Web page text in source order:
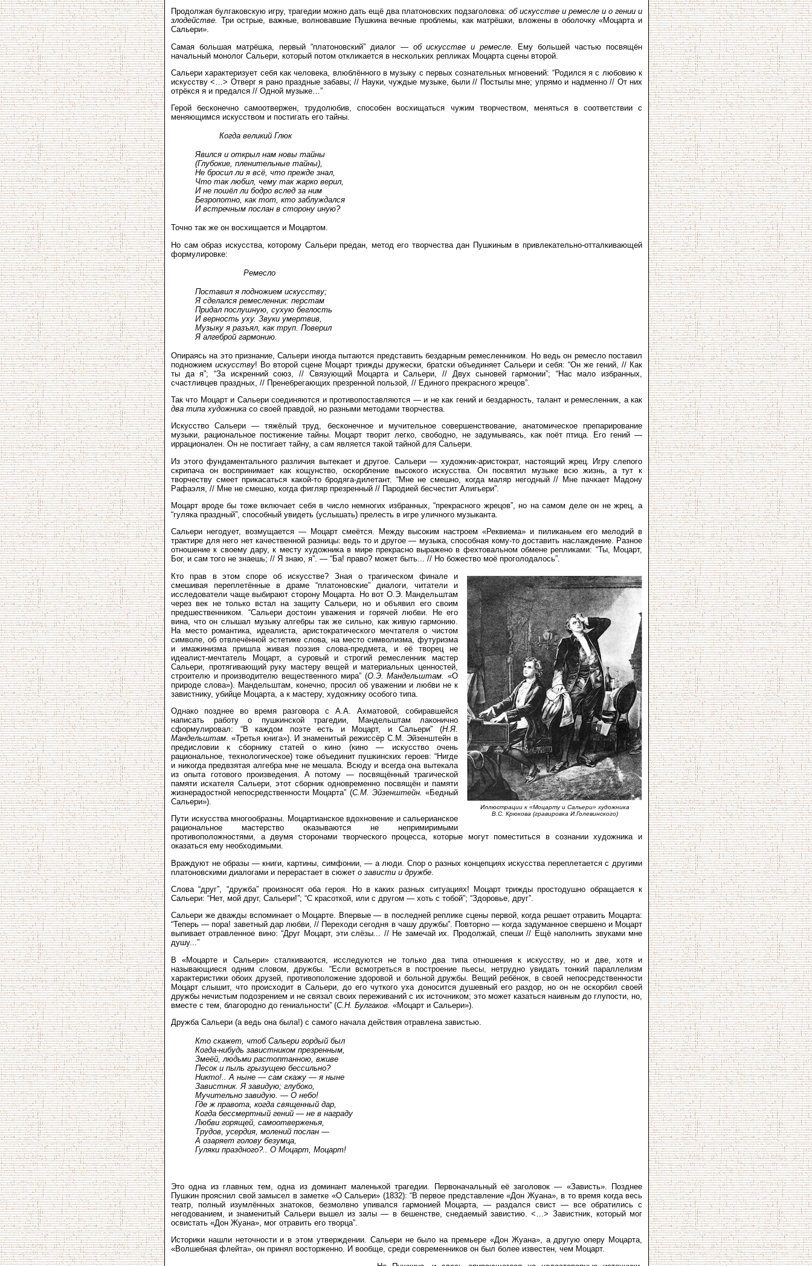
Продолжая булгаковскую игру, трагедии можно дать ещё два платоновских подзаголовка: об искусстве и ремесле и о гении и
злодействе. Три острые, важные, волновавшие Пушкина вечные проблемы, как матрёшки, вложены в оболочку «Моцарта и
Сальери».
Самая большая матрёшка, первый “платоновский” диалог — об искусстве и ремесле . Ему большей частью посвящён
начальный монолог Сальери, который потом откликается в нескольких репликах Моцарта сцены второй.
Сальери характеризует себя как человека, влюблённого в музыку с первых сознательных мгновений: “Родился я с любовию к
искусству <…> Отверг я рано праздные забавы; // Науки, чуждые музыке, были // Постылы мне; упрямо и надменно // От них
отрёкся я и предался // Одной музыке…”
Герой бесконечно самоотвержен, трудолюбив, способен восхищаться чужим творчеством, меняться в соответствии с
меняющимся искусством и постигать его тайны.
Когда великий Глюк
Явился и открыл нам новы тайны
(Глубокие, пленительные тайны),
Не бросил ли я всё, что прежде знал,
Что так любил, чему так жарко верил,
И не пошёл ли бодро вслед за ним
Безропотно, как тот, кто заблуждался
И встречным послан в сторону иную?
Точно так же он восхищается и Моцартом.
Но сам образ искусства, которому Сальери предан, метод его творчества дан Пушкиным в привлекательно-отталкивающей
формулировке:
Ремесло
Поставил я подножием искусству;
Я сделался ремесленник: перстам
Придал послушную, сухую беглость
И верность уху. Звуки умертвив,
Музыку я разъял, как труп. Поверил
Я алгеброй гармонию.
Опираясь на это признание, Сальери иногда пытаются представить бездарным ремесленником. Но ведь он ремесло поставил
подножием искусству! Во второй сцене Моцарт трижды дружески, братски объединяет Сальери и себя: “Он же гений, // Как
ты да я”; “За искренний союз, // Связующий Моцарта и Сальери, // Двух сыновей гармонии”; “Нас мало избранных,
счастливцев праздных, // Пренебрегающих презренной пользой, // Единого прекрасного жрецов”.
Так что Моцарт и Сальери соединяются и противопоставляются — и не как гений и бездарность, талант и ремесленник, а как
два типа художника со своей правдой, но разными методами творчества.
Искусство Сальери — тяжёлый труд, бесконечное и мучительное совершенствование, анатомическое препарирование
музыки, рациональное постижение тайны. Моцарт творит легко, свободно, не задумываясь, как поёт птица. Его гений —
иррационален. Он не постигает тайну, а сам является такой тайной для Сальери.
Из этого фундаментального различия вытекает и другое. Сальери — художник-аристократ, настоящий жрец. Игру слепого
скрипача он воспринимает как кощунство, оскорбление высокого искусства. Он посвятил музыке всю жизнь, а тут к
творчеству смеет прикасаться какой-то бродяга-дилетант. “Мне не смешно, когда маляр негодный // Мне пачкает Мадону
Рафаэля, // Мне не смешно, когда фигляр презренный // Пародией бесчестит Алигьери”.
Моцарт вроде бы тоже включает себя в число немногих избранных, “прекрасного жрецов”, но на самом деле он не жрец, а
“гуляка праздный”, способный увидеть (услышать) прелесть в игре уличного музыканта.
Сальери негодует, возмущается — Моцарт смеётся. Между высоким настроем «Реквиема» и пиликаньем его мелодий в
трактире для него нет качественной разницы: ведь то и другое — музыка, способная кому-то доставить наслаждение. Разное
отношение к своему дару, к месту художника в мире прекрасно выражено в фехтовальном обмене репликами: “Ты, Моцарт,
Бог, и сам того не знаешь; // Я знаю, я”. — “Ба! право? может быть... // Но божество моё проголодалось”.
Иллюстрации к «Моцарту и Сальери» художникa
В.С. Крюкова (гравировка И.Голевинского)
Кто прав в этом споре об искусстве? Зная о трагическом финале и
смешивая переплетённые в драме “платоновские” диалоги, читатели и
исследователи чаще выбирают сторону Моцарта. Но вот О.Э. Мандельштам
через век не только встал на защиту Сальери, но и объявил его своим
предшественником. “Сальери достоин уважения и горячей любви. Не его
вина, что он слышал музыку алгебры так же сильно, как живую гармонию.
На место романтика, идеалиста, аристократического мечтателя о чистом
символе, об отвлечённой эстетике слова, на место символизма, футуризма
и имажинизма пришла живая поэзия слова-предмета, и её творец не
идеалист-мечтатель Моцарт, а суровый и строгий ремесленник мастер
Сальери, протягивающий руку мастеру вещей и материальных ценностей,
строителю и производителю вещественного мира” (О.Э. Мандельштам.
«О
природе слова»). Мандельштам, конечно, просил об уважении и любви не к
завистнику, убийце Моцарта, а к мастеру, художнику особого типа.
Однако позднее во время разговора с А.А. Ахматовой, собиравшейся
написать работу о пушкинской трагедии, Мандельштам лаконично
сформулировал: “В каждом поэте есть и Моцарт, и Сальери” (Н.Я.
Мандельштам. «Третья книга»). И знаменитый режиссёр С.М. Эйзенштейн в
предисловии к сборнику статей о кино (кино — искусство очень
рациональное, технологическое) тоже объединит пушкинских героев: “Нигде
и никогда предвзятая алгебра мне не мешала. Всюду и всегда она вытекала
из опыта готового произведения. А потому — посвящённый трагической
памяти искателя Сальери, этот сборник одновременно посвящён и памяти
жизнерадостной непосредственности Моцарта” (С.М. Эйзенштейн.«Бедный
Сальери»).
Пути искусства многообразны. Моцартианское вдохновение и сальерианское
рациональное мастерство оказываются не непримиримыми
противоположностями, а двумя сторонами творческого процесса, которые могут поместиться в сознании художника и
оказаться ему необходимыми.
Враждуют не образы — книги, картины, симфонии, — а люди. Спор о разных концепциях искусства переплетается с другими
платоновскими диалогами и перерастает в сюжет о зависти и дружбе
Слова “друг”, “дружба” произносят оба героя. Но в каких разных ситуациях! Моцарт трижды простодушно обращается к
Сальери: “Нет, мой друг, Сальери!”; “С красоткой, или с другом — хоть с тобой”; “Здоровье, друг”.
Сальери же дважды вспоминает о Моцарте. Впервые — в последней реплике сцены первой, когда решает отравить Моцарта:
“Теперь — пора! заветный дар любви, // Переходи сегодня в чашу дружбы”. Повторно — когда задуманное свершено и Моцарт
выпивает отравленное вино: “Друг Моцарт, эти слёзы... // Не замечай их. Продолжай, спеши // Ещё наполнить звуками мне
душу...”
В «Моцарте и Сальери» сталкиваются, исследуются не только два типа отношения к искусству, но и две, хотя и
называющиеся одним словом, дружбы. “Если всмотреться в построение пьесы, нетрудно увидать тонкий параллелизм
характеристики обоих друзей, противоположение здоровой и больной дружбы. Вещий ребёнок, в своей непосредственности
Моцарт слышит, что происходит в Сальери, до его чуткого уха доносится душевный его раздор, но он не оскорбил своей
дружбы нечистым подозрением и не связал своих переживаний с их источником; это может казаться наивным до глупости, но,
вместе с тем, благородно до гениальности” (С.Н. Булгаков. «Моцарт и Сальери»).
Дружба Сальери (а ведь она была!) с самого начала действия отравлена завистью.
Кто скажет, чтоб Сальери гордый был
Когда-нибудь завистником презренным,
Змеёй, людьми растоптанною, вживе
Песок и пыль грызущею бессильно?
Никто!.. А ныне — сам скажу — я ныне
Завистник. Я завидую; глубоко,
Мучительно завидую. — О небо!
Где ж правота, когда священный дар,
Когда бессмертный гений — не в награду
Любви горящей, самоотверженья,
Трудов, усердия, молений послан —
А озаряет голову безумца,
Гуляки праздного?.. О Моцарт, Моцарт!
Это одна из главных тем, одна из доминант маленькой трагедии. Первоначальный её заголовок — «Зависть». Позднее
Пушкин прояснил свой замысел в заметке «О Сальери» (1832): “В первое представление «Дон Жуана», в то время когда весь
театр, полный изумлённых знатоков, безмолвно упивался гармонией Моцарта, — раздался свист — все обратились с
негодованием, и знаменитый Сальери вышел из залы — в бешенстве, снедаемый завистию. <…> Завистник, который мог
освистать «Дон Жуана», мог отравить его творца”.
Историки нашли неточности и в этом утверждении. Сальери не было на премьере «Дон Жуана», а другую оперу Моцарта,
«Волшебная флейта», он принял восторженно. И вообще, среди современников он был более известен, чем Моцарт.